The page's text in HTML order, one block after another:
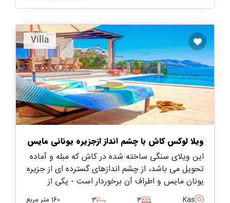
Villa
ویلا لوکس کاش با چشم انداز ازجزیره یونانی مایس
این ویلای سنگی ساخته شده در كاش كه مبله و آماده
تحویل می باشد، از چشم اندازهای گسترده ای از جزیره
یونان مایس و اطراف آن برخوردار است - یكی از
بهترین انتخاب های ما برای خانواده هایی است كه
Kas
3
3 160 متر مربع